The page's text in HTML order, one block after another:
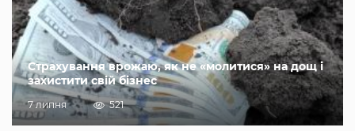
Страхування врожаю, як не «молитися» на дощ і
захистити свій бізнес
7 липня 521